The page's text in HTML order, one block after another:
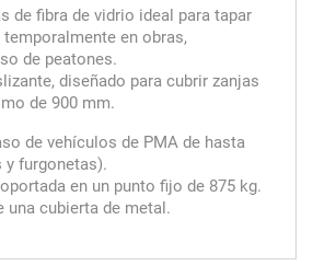
de fibra de vidrio ideal para tapar
en obras,
de peatones.
diseñado para cubrir zanjas
de 900 mm.
de vehículos de PMA de hasta
furgonetas).
en un punto fijo de 875 kg.
una cubierta de metal.